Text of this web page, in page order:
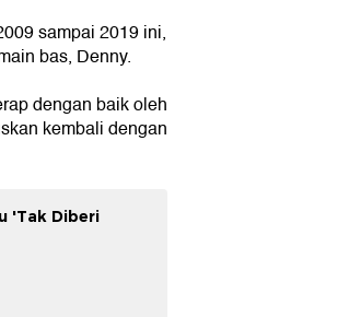
sampai 2019 ini,
bas, Denny.
dengan baik oleh
kembali dengan
'Tak Diberi